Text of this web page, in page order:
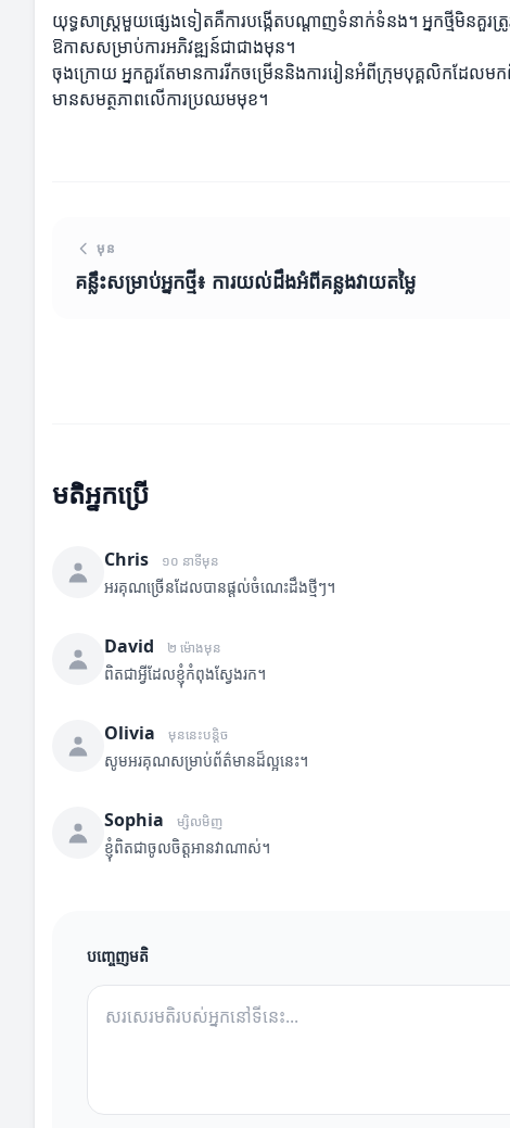
យុទ្ធសាស្ត្រមួយផ្សេងទៀតគឺការបង្កើតបណ្ដាញទំនាក់ទំនង។ អ្នកថ្មីមិនគួរ
ឱកាសសម្រាប់ការអភិវឌ្ឍន៍ជាជាងមុន។
ចុងក្រោយ អ្នកគួរតែមានការរីកចម្រើននិងការរៀនអំពីក្រុមបុគ្គលិកដែ
មានសមត្ថភាពលើការប្រឈមមុខ។
មុន
គន្លឹះសម្រាប់អ្នកថ្មី៖ ការយល់ដឹងអំពីគន្លងវាយតម្លៃ
មតិអ្នកប្រើ
Chris ១០ នាទីមុន
អរគុណច្រើនដែលបានផ្តល់ចំណេះដឹងថ្មីៗ។
David ២ ម៉ោងមុន
ពិតជាអ្វីដែលខ្ញុំកំពុងស្វែងរក។
Olivia មុននេះបន្តិច
សូមអរគុណសម្រាប់ព័ត៌មានដ៏ល្អនេះ។
Sophia ម្សិលមិញ
ខ្ញុំពិតជាចូលចិត្តអានវាណាស់។
បញ្ចេញមតិ